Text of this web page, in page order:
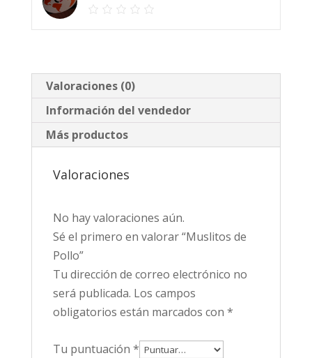
Valoraciones (0)
Información del vendedor
Más productos
Valoraciones
No hay valoraciones aún.
Sé el primero en valorar “Muslitos de
Pollo”
Tu dirección de correo electrónico no
será publicada. Los campos
obligatorios están marcados con *
Tu puntuación *